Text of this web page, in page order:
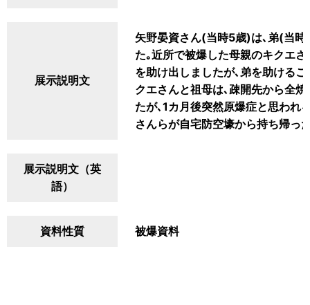
展示説明文
矢野晏資さん(当時5歳)は､弟(当
た｡近所で被爆した母親のキクエ
を助け出しましたが､弟を助ける
クエさんと祖母は､疎開先から全
たが､1カ月後突然原爆症と思われ
さんらが自宅防空壕から持ち帰っ
展示説明文（英
語）
資料性質 被爆資料